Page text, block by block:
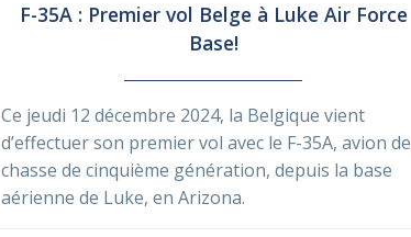
F-35A : Premier vol Belge à Luke Air Force
Base!
Ce jeudi 12 décembre 2024, la Belgique vient
d’effectuer son premier vol avec le F-35A, avion de
chasse de cinquième génération, depuis la base
aérienne de Luke, en Arizona.